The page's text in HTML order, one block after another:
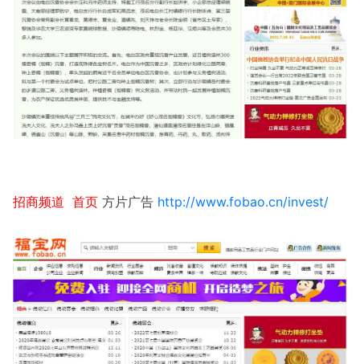
招商频道 首页 方片广告 http://www.fobao.cn/invest/